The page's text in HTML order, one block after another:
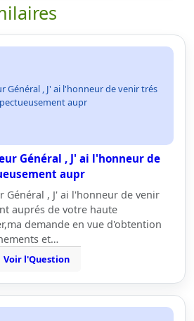
Général , J' ai l'honneur de venir trés
aupr
Général , J' ai l'honneur de
aupr
Général , J' ai l'honneur de venir
auprés de votre haute
demande en vue d'obtention
et…
Voir l'Question